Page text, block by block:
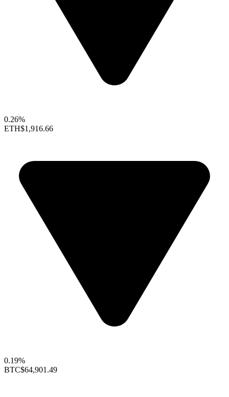
0.26%
ETH$1,916.66
0.19%
BTC$64,901.49